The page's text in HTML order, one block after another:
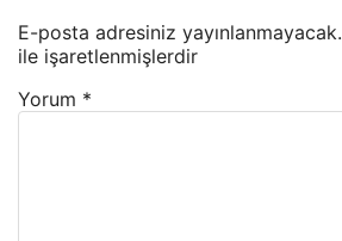
E-posta adresiniz yayınlanmayacak.
ile işaretlenmişlerdir
Yorum *